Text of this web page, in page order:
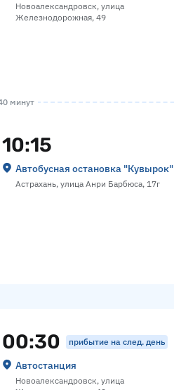
Новоалександровск, улица
Железнодорожная, 49
минут
10:15
Автобусная остановка "Кувырок"
Астрахань, улица Анри Барбюса, 17г
00:30 прибытие на след. день
Автостанция
Новоалександровск, улица